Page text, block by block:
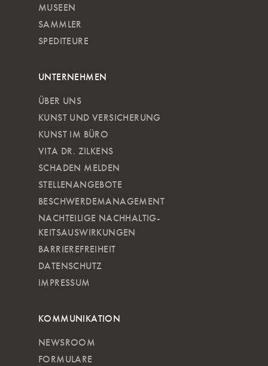
MUSEEN
SAMMLER
SPEDITEURE
UNTERNEHMEN
ÜBER UNS
KUNST UND VERSICHERUNG
KUNST IM BÜRO
VITA DR. ZILKENS
SCHADEN MELDEN
STELLENANGEBOTE
BESCHWERDEMANAGEMENT
NACHTEILIGE NACH­HALTIG­
KEITSAUSWIRKUNGEN
BARRIEREFREIHEIT
DATENSCHUTZ
IMPRESSUM
KOMMUNIKATION
NEWSROOM
FORMULARE